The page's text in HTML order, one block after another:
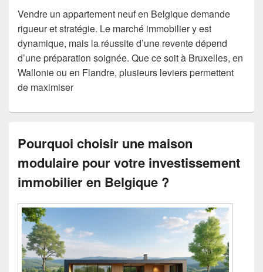
Vendre un appartement neuf en Belgique demande
rigueur et stratégie. Le marché immobilier y est
dynamique, mais la réussite d’une revente dépend
d’une préparation soignée. Que ce soit à Bruxelles, en
Wallonie ou en Flandre, plusieurs leviers permettent
de maximiser
Pourquoi choisir une maison
modulaire pour votre investissement
immobilier en Belgique ?